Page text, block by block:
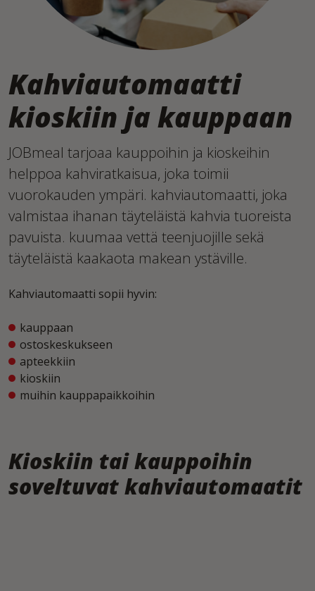
Kahviautomaatti
kioskiin ja kauppaan
JOBmeal tarjoaa kauppoihin ja kioskeihin
helppoa kahviratkaisua, joka toimii
vuorokauden ympäri. kahviautomaatti, joka
valmistaa ihanan täyteläistä kahvia tuoreista
pavuista. kuumaa vettä teenjuojille sekä
täyteläistä kaakaota makean ystäville.
Kahviautomaatti sopii hyvin:
kauppaan
ostoskeskukseen
apteekkiin
kioskiin
muihin kauppapaikkoihin
Kioskiin tai kauppoihin
soveltuvat kahviautomaatit